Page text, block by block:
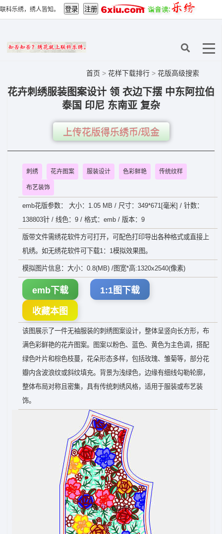
联科乐绣，绣人皆知。
首页 > 花样下载排行 > 花版高级搜索
花卉刺绣服装图案设计 领 衣边下摆 中东阿拉伯
泰国 印尼 东南亚 复杂
上传花版得乐绣币/现金
刺绣 花卉图案 服装设计 色彩鲜艳 传统纹样
布艺装饰
emb花版参数： 大小：1.05 MB / 尺寸：349*671[毫米] / 针数：
138803针 / 线色：9 / 格式：emb / 版本：9
版带文件需绣花软件方可打开，可配色打印导出各种格式或直接上
机绣。如无绣花软件可下载1：1模拟效果图。
模拟图片信息：大小：0.8(MB) /图宽*高:1320x2540(像素)
emb下载 1:1图下载
收藏本图
该图展示了一件无袖服装的刺绣图案设计，整体呈竖向长方形，布
满色彩鲜艳的花卉图案。图案以粉色、蓝色、黄色为主色调，搭配
绿色叶片和棕色枝蔓，花朵形态多样，包括玫瑰、雏菊等，部分花
瓣内含波浪纹或斜纹填充。背景为浅绿色，边缘有细线勾勒轮廓，
整体布局对称且密集，具有传统刺绣风格，适用于服装或布艺装
饰。